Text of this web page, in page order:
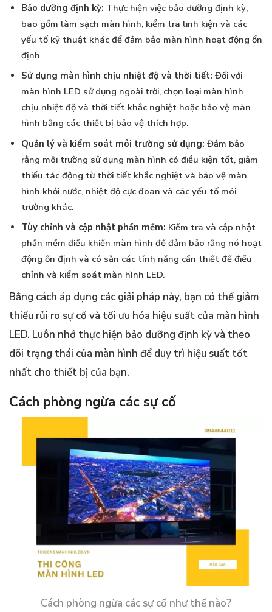
Bảo dưỡng định kỳ: Thực hiện việc bảo dưỡng định kỳ,
bao gồm làm sạch màn hình, kiểm tra linh kiện và các
yếu tố kỹ thuật khác để đảm bảo màn hình hoạt động ổn
định.
Sử dụng màn hình chịu nhiệt độ và thời tiết: Đối với
màn hình LED sử dụng ngoài trời, chọn loại màn hình
chịu nhiệt độ và thời tiết khắc nghiệt hoặc bảo vệ màn
hình bằng các thiết bị bảo vệ thích hợp.
Quản lý và kiểm soát môi trường sử dụng: Đảm bảo
rằng môi trường sử dụng màn hình có điều kiện tốt, giảm
thiểu tác động từ thời tiết khắc nghiệt và bảo vệ màn
hình khỏi nước, nhiệt độ cực đoan và các yếu tố môi
trường khác.
Tùy chỉnh và cập nhật phần mềm: Kiểm tra và cập nhật
phần mềm điều khiển màn hình để đảm bảo rằng nó hoạt
động ổn định và có sẵn các tính năng cần thiết để điều
chỉnh và kiểm soát màn hình LED.
Bằng cách áp dụng các giải pháp này, bạn có thể giảm
thiểu rủi ro sự cố và tối ưu hóa hiệu suất của màn hình
LED. Luôn nhớ thực hiện bảo dưỡng định kỳ và theo
dõi trạng thái của màn hình để duy trì hiệu suất tốt
nhất cho thiết bị của bạn.
Cách phòng ngừa các sự cố
Cách phòng ngừa các sự cố như thế nào?